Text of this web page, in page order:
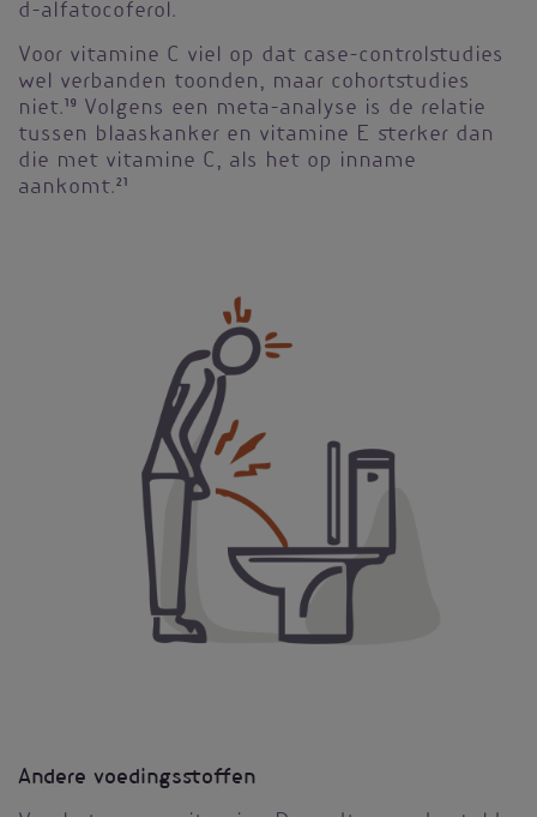
d-alfatocoferol.
Voor vitamine C viel op dat case-controlstudies
wel verbanden toonden, maar cohortstudies
niet.19 Volgens een meta-analyse is de relatie
tussen blaaskanker en vitamine E sterker dan
die met vitamine C, als het op inname
aankomt.21
Andere voedingsstoffen